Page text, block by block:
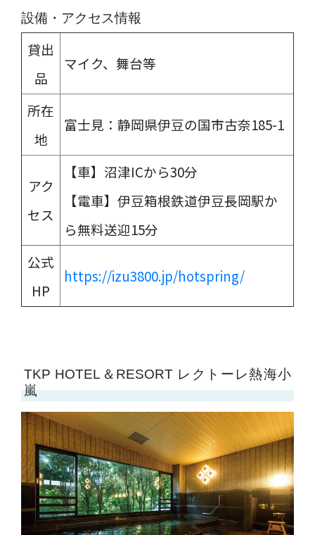
設備・アクセス情報
貸出
品
マイク、舞台等
所在
地
富士見：静岡県伊豆の国市古奈185-1
アク
セス
【車】沼津ICから30分
【電車】伊豆箱根鉄道伊豆長岡駅か
ら無料送迎15分
公式
HP
https://izu3800.jp/hotspring/
TKP HOTEL＆RESORT レクトーレ熱海小
嵐